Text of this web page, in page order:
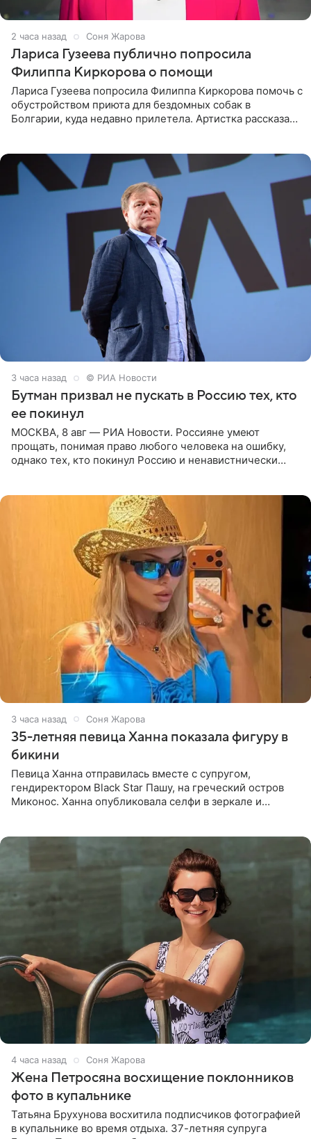
2 часа назад Соня Жарова
Лариса Гузеева публично попросила
Филиппа Киркорова о помощи
Лариса Гузеева попросила Филиппа Киркорова помочь с
обустройством приюта для бездомных собак в
Болгарии, куда недавно прилетела. Артистка рассказала
3 часа назад © РИА Новости
Бутман призвал не пускать в Россию тех, кто
ее покинул
МОСКВА, 8 авг — РИА Новости. Россияне умеют
прощать, понимая право любого человека на ошибку,
однако тех, кто покинул Россию и ненавистнически
3 часа назад Соня Жарова
35-летняя певица Ханна показала фигуру в
бикини
Певица Ханна отправилась вместе с супругом,
гендиректором Black Star Пашу, на греческий остров
Миконос. Ханна опубликовала селфи в зеркале и
4 часа назад Соня Жарова
Жена Петросяна восхищение поклонников
фото в купальнике
Татьяна Брухунова восхитила подписчиков фотографией
в купальнике во время отдыха. 37-летняя супруга